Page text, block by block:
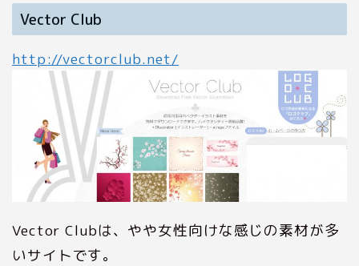
Vector Club
http://vectorclub.net/
Vector Clubは、やや女性向けな感じの素材が多
いサイトです。